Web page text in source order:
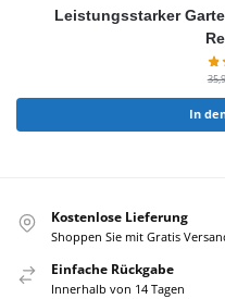
Leistungsstarker
In
Kostenlose Lieferung
Shoppen Sie mit Gratis
Einfache Rückgabe
Innerhalb von 14 Tagen